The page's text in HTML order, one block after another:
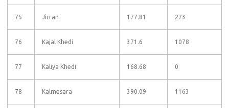
75 Jirran 177.81 273
76 Kajal Khedi 371.6 1078
77 Kaliya Khedi 168.68 0
78 Kalmesara 390.09 1163